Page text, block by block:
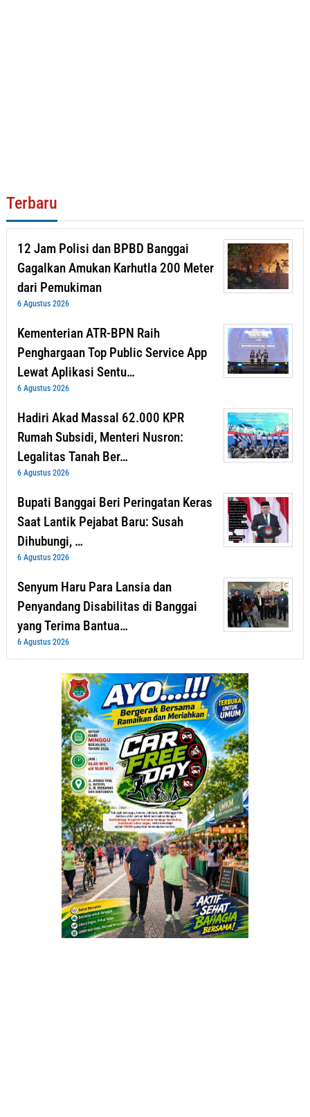
Terbaru
12 Jam Polisi dan BPBD Banggai
Gagalkan Amukan Karhutla 200 Meter
dari Pemukiman
6 Agustus 2026
Kementerian ATR-BPN Raih
Penghargaan Top Public Service App
Lewat Aplikasi Sentu…
6 Agustus 2026
Hadiri Akad Massal 62.000 KPR
Rumah Subsidi, Menteri Nusron:
Legalitas Tanah Ber…
6 Agustus 2026
Bupati Banggai Beri Peringatan Keras
Saat Lantik Pejabat Baru: Susah
Dihubungi, …
6 Agustus 2026
Senyum Haru Para Lansia dan
Penyandang Disabilitas di Banggai
yang Terima Bantua…
6 Agustus 2026